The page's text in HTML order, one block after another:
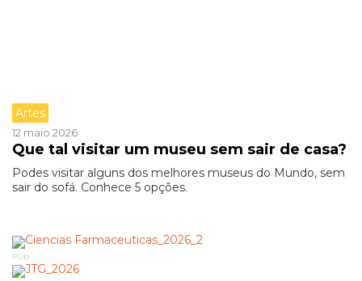
Artes
12 maio 2026
Que tal visitar um museu sem sair de casa?
Podes visitar alguns dos melhores museus do Mundo, sem
sair do sofá. Conhece 5 opções.
Pub